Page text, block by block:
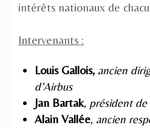
intérêts nationaux de
Intervenants :
Louis Gallois, ancien
d’Airbus
Jan Bartak, président
Alain Vallée, ancien